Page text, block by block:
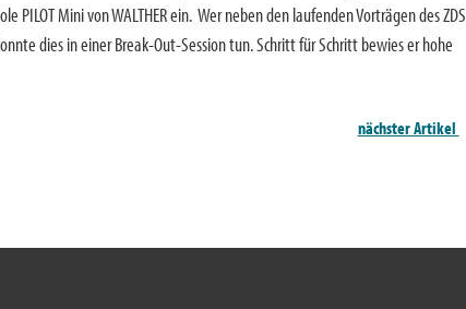
Mini von WALTHER ein. Wer neben den laufenden Vorträgen des ZDS
dies in einer Break-Out-Session tun. Schritt für Schritt bewies er hohe
nächster Artikel